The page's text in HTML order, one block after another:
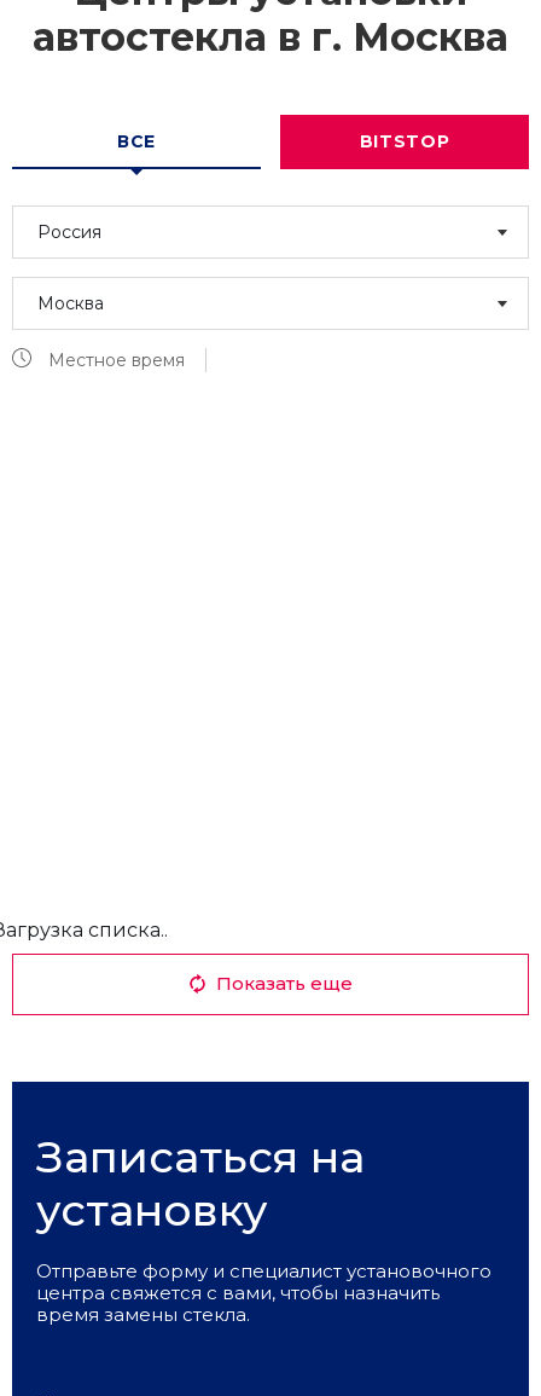
автостекла в г. Москва
ВСЕ BITSTOP
Россия
Москва
Местное время
списка..
Показать еще
Записаться на
установку
Отправьте форму и специалист установочного
центра свяжется с вами, чтобы назначить
время замены стекла.